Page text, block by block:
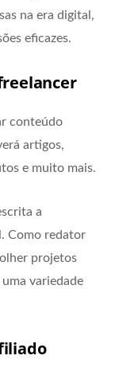
na era digital,
eficazes.
conteúdo
artigos,
e muito mais.
a
Como redator
projetos
variedade